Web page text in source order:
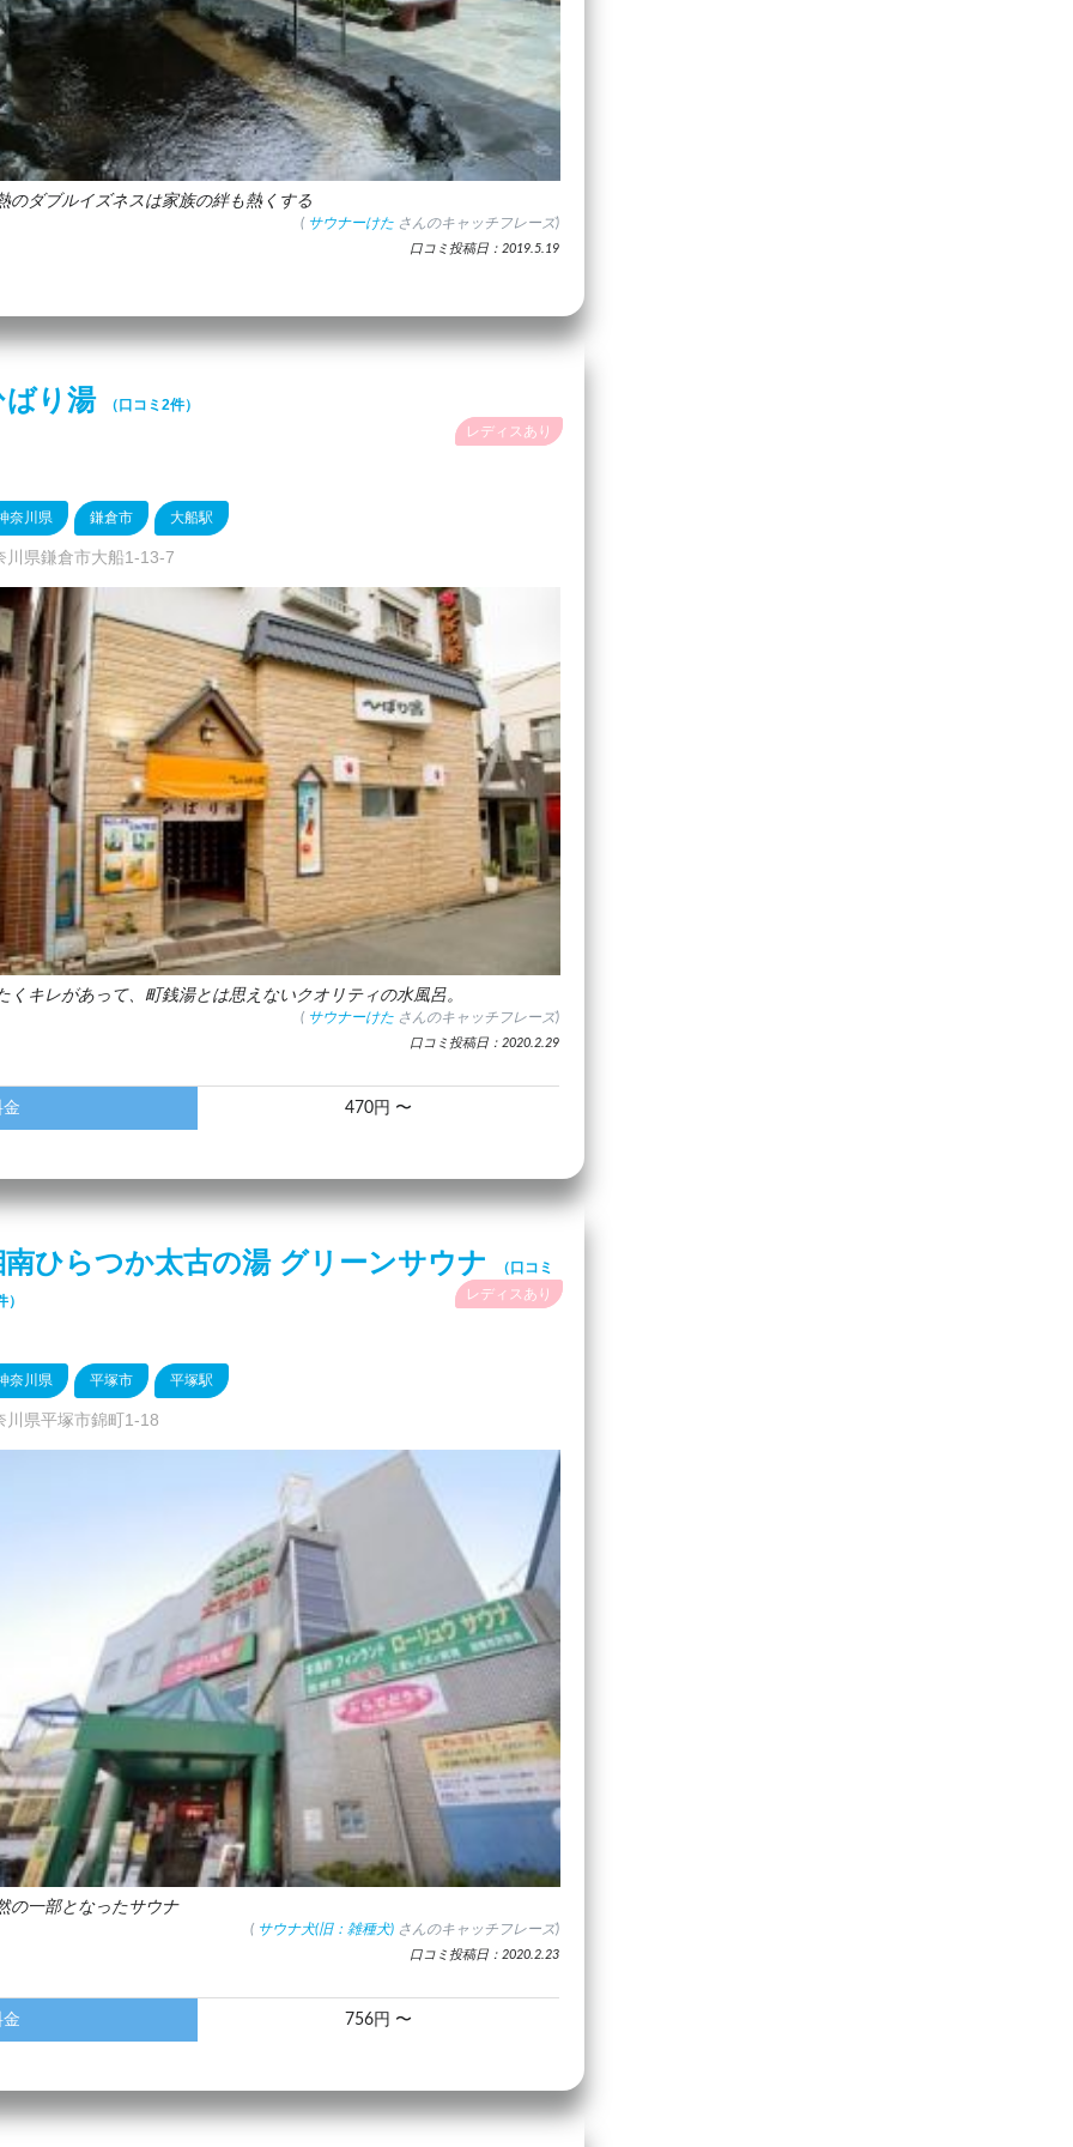
のダブルイズネスは家族の絆も熱くする
( サウナーけた さんのキャッチフレーズ)
口コミ投稿日：2019.5.19
ばり湯 （口コミ2件）
レディスあり
奈川県 鎌倉市 大船駅
川県鎌倉市大船1-13-7
くキレがあって、町銭湯とは思えないクオリティの水風呂。
( サウナーけた さんのキャッチフレーズ)
口コミ投稿日：2020.2.29
金 470円 〜
南ひらつか太古の湯 グリーンサウナ
（口コミ
レディスあり
奈川県 平塚市 平塚駅
川県平塚市錦町1-18
の一部となったサウナ
( サウナ犬(旧：雑種犬) さんのキャッチフレーズ)
口コミ投稿日：2020.2.23
金 756円 〜